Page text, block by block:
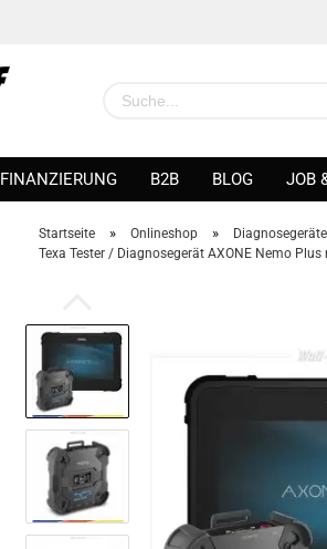
FINANZIERUNG B2B BLOG JOB
Startseite » Onlineshop » Diagnosegeräte
Texa Tester / Diagnosegerät AXONE Nemo